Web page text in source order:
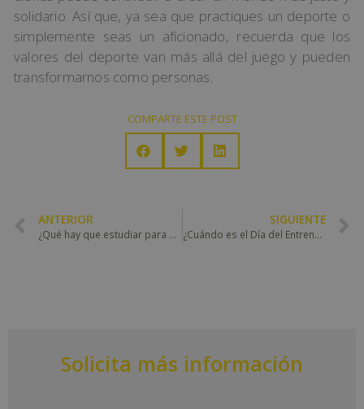
solidario. Así que, ya sea que practiques un deporte o
simplemente seas un aficionado, recuerda que los
valores del deporte van más allá del juego y pueden
transformarnos como personas.
COMPARTE ESTE POST
ANTERIOR
¿Qué hay que estudiar para ser entrenador de fútbol?
SIGUIENTE
¿Cuándo es el Día del Entrenador Personal?
Solicita más información